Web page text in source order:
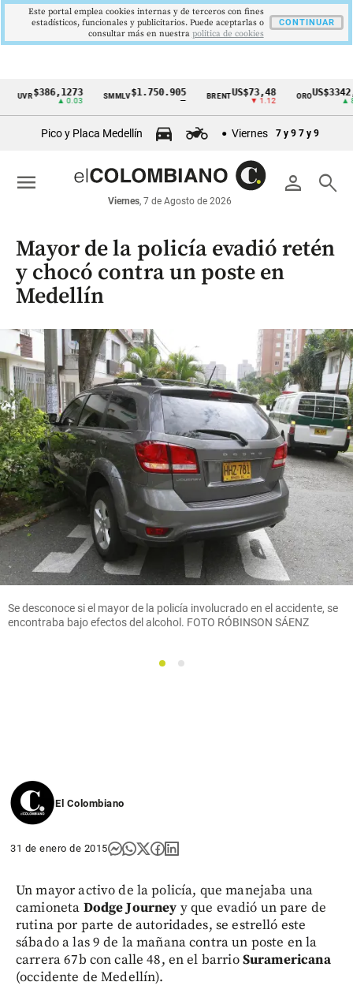
Cintillo
económicos
Colombia
$386,1273
▲ 0.03
SMMLV$1.750.905 BRENTUS$73,48
▼ 1.12
ORO US$3342,60
▲ 8.20
Pico y Placa Medellín Viernes 7 y 9 7 y 9
person search
Viernes, 7 de Agosto de 2026
menu
Mayor de la policía evadió retén
y chocó contra un poste en
Medellín
Se desconoce si el mayor de la policía involucrado en el accidente, se
encontraba bajo efectos del alcohol. FOTO RÓBINSON SÁENZ
1 2
El Colombiano
31 de enero de 2015
Un mayor activo de la policía, que manejaba una
camioneta Dodge Journey y que evadió un pare de
rutina por parte de autoridades, se estrelló este
sábado a las 9 de la mañana contra un poste en la
carrera 67b con calle 48, en el barrioSuramericana
(occidente de Medellín).
Este portal emplea cookies internas y de terceros con fines
estadísticos, funcionales y publicitarios. Puede aceptarlas o
consultar más en nuestra politica de cookies
CONTINUAR